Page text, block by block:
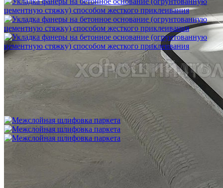
Укладка фанеры на бетонное основание (огрунтованную
цементную стяжку) способом жесткого приклеивания